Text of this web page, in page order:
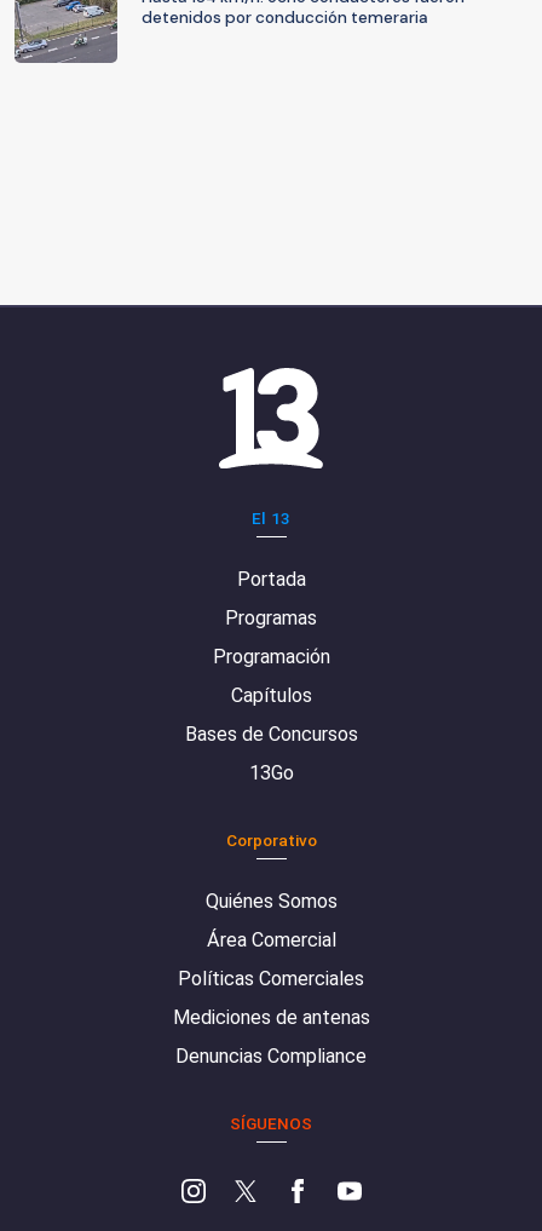
detenidos por conducción temeraria
El 13
Portada
Programas
Programación
Capítulos
Bases de Concursos
13Go
Corporativo
Quiénes Somos
Área Comercial
Políticas Comerciales
Mediciones de antenas
Denuncias Compliance
SÍGUENOS